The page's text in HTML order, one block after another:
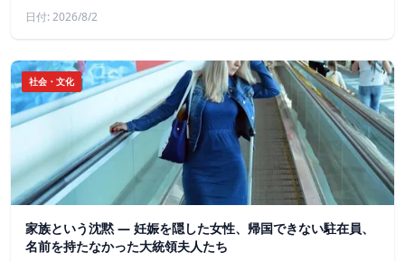
日付: 2026/8/2
社会・文化
家族という沈黙 ― 妊娠を隠した女性、帰国できない駐在員、
名前を持たなかった大統領夫人たち